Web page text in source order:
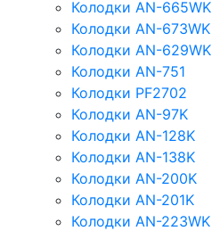
Колодки AN-665WK
Колодки AN-673WK
Колодки AN-629WK
Колодки AN-751
Колодки PF2702
Колодки AN-97K
Колодки AN-128K
Колодки AN-138K
Колодки AN-200K
Колодки AN-201K
Колодки AN-223WK